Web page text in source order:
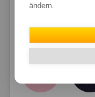
C001
ändern.